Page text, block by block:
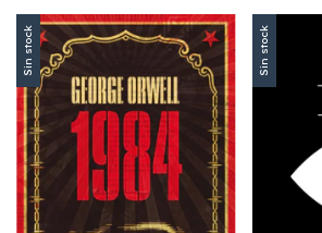
Sin stock Sin stock